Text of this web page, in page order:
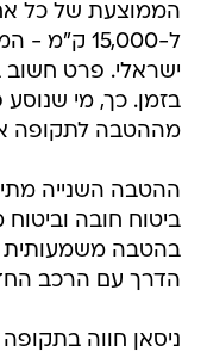
הממוצעת של כל
ל-15,000
ישראלי. פרט חשוב
בזמן. כך, מי
מההטבה לתקופה
ההטבה השנייה
ביטוח חובה
בהטבה משמעותית
הדרך עם הרכב
ניסאן חווה